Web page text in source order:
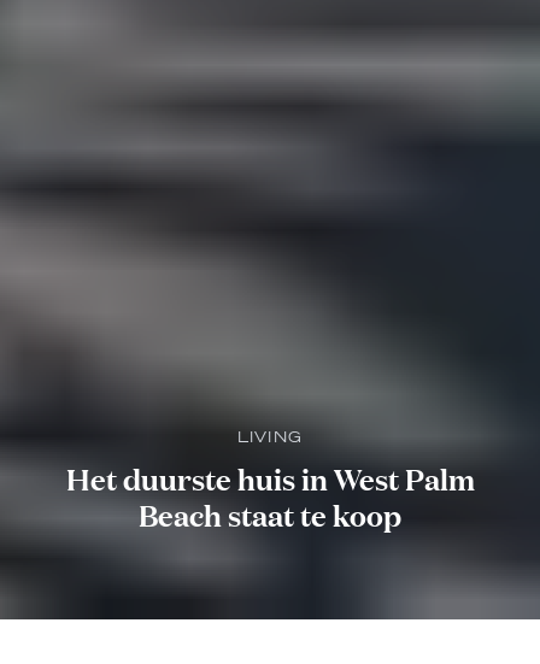
LIVING
Het duurste huis in West Palm
Beach staat te koop